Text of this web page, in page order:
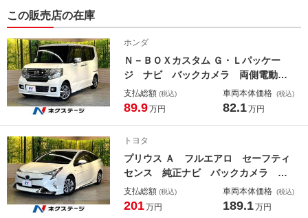
この販売店の在庫
ホンダ
Ｎ－ＢＯＸカスタム Ｇ・Ｌパッケー
ジ ナビ バックカメラ 両側電動ド
ア ＥＴＣ ドラレコ Ｂｌｕｅｔｏ
ｏｔｈ ＨＩＤヘッド 純正１４アル
イッチ 禁煙車
支払総額 (税込)
89.9万円
車両本体価格 (税込)
82.1万円
トヨタ
プリウス Ａ フルエアロ セーフティ
センス 純正ナビ バックカメラ レ
ーダークルーズ クリアランスソナ
ー 車線逸脱警報 オートハイビー
支払総額 (税込)
201万円
車両本体価格 (税込)
189.1万円